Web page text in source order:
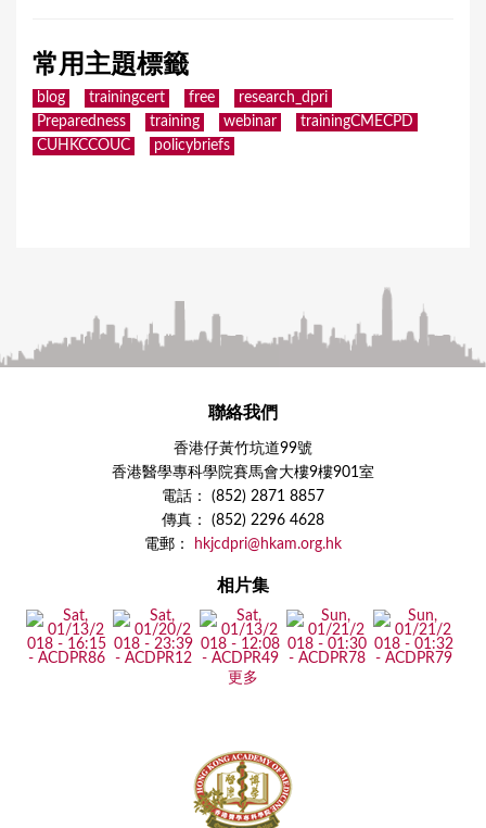
常用主題標籤
blog trainingcert free
research_dpri
Preparedness
training webinar
trainingCMECPD
CUHKCCOUC
policybriefs
聯絡我們
香港仔黃竹坑道99號
香港醫學專科學院賽馬會大樓9樓901室
電話： (852) 2871 8857
傳真： (852) 2296 4628
電郵：
hkjcdpri@hkam.org.hk
相片集
更多